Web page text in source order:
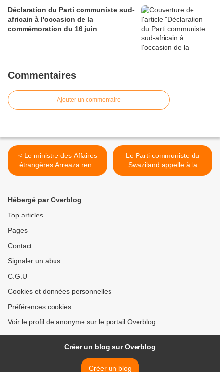
Déclaration du Parti communiste sud-
africain à l'occasion de la
commémoration du 16 juin
Commentaires
Ajouter un commentaire
< Le ministre des Affaires
étrangères Arreaza rend
hommage au "Soldat
Le Parti communiste du
Swaziland appelle à la
levée du blocus américain
Hébergé par Overblog
Top articles
Pages
Contact
Signaler un abus
C.G.U.
Cookies et données personnelles
Préférences cookies
Voir le profil de anonyme sur le portail Overblog
Créer un blog sur Overblog
Créer un blog